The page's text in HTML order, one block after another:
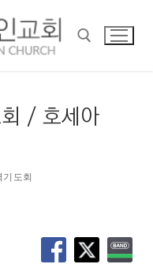
/ 호세아
기도회